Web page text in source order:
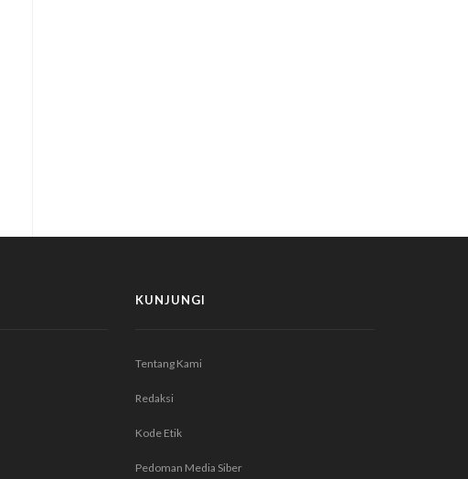
KUNJUNGI
Tentang Kami
Redaksi
Kode Etik
Pedoman Media Siber